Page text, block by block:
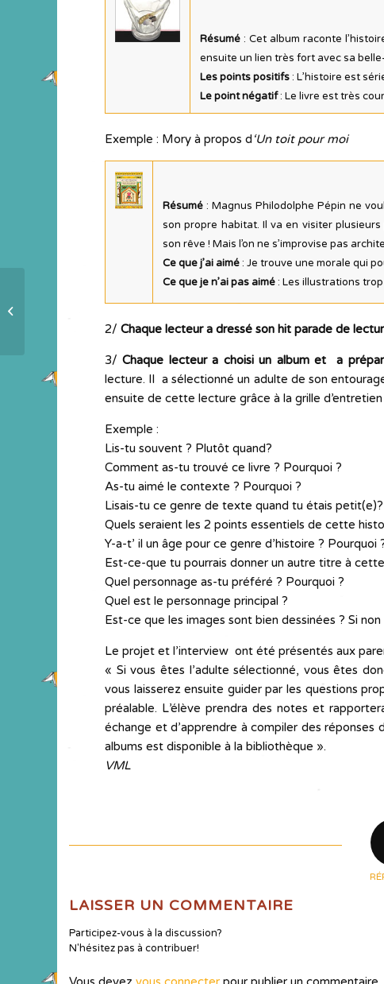
Résumé : Cet album raconte
ensuite un lien très fort avec sa
Les points positifs : L’histoire est
Le point négatif: Le livre est très
Exemple : Mory à propos d ‘Un toit pour moi
Résumé : Magnus Philodolphe Pépin ne
son propre habitat. Il va en visiter
son rêve ! Mais l’on ne s’improvise pas
Ce que j’ai aimé : Je trouve une morale qui
Ce que je n’ai pas aimé : Les illustrations
2/ Chaque lecteur a dressé son hit parade de
3/Chaque lecteura choisi un album et a
lecture. Il a sélectionné un adulte de son
ensuite de cette lecture grâce à la grille
Exemple :
Lis-tu souvent ? Plutôt quand?
Comment as-tu trouvé ce livre ? Pourquoi ?
As-tu aimé le contexte ? Pourquoi ?
Lisais-tu ce genre de texte quand tu étais petit(e)?
Quels seraient les 2 points essentiels de cette
Y-a-t’ il un âge pour ce genre d’histoire ? Pourquoi
Est-ce-que tu pourrais donner un autre titre à
Quel personnage as-tu préféré ? Pourquoi ?
Quel est le personnage principal ?
Est-ce que les images sont bien dessinées ? Si non
Le projet et l’interview ont été présentés aux
« Si vous êtes l’adulte sélectionné, vous êtes
vous laisserez ensuite guider par les questions
préalable. L’élève prendra des notes et
échange et d’apprendre à compiler des
albums est disponible à la bibliothèque ».
VML
LAISSER UN COMMENTAIRE
Participez-vous à la discussion?
N'hésitez pas à contribuer!
Les soeurs Koumba s`invitent